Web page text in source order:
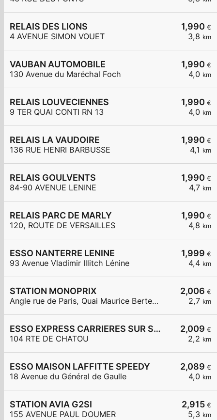
1,990 €
3,8 km
RELAIS DES LIONS
4 AVENUE SIMON VOUET
1,990 €
4,0 km
VAUBAN AUTOMOBILE
130 Avenue du Maréchal Foch
1,990 €
4,0 km
RELAIS LOUVECIENNES
9 TER QUAI CONTI RN 13
1,990 €
4,1 km
RELAIS LA VAUDOIRE
136 RUE HENRI BARBUSSE
1,990 €
4,7 km
RELAIS GOULVENTS
84-90 AVENUE LENINE
1,990 €
4,8 km
RELAIS PARC DE MARLY
120, ROUTE DE VERSAILLES
1,999 €
4,4 km
ESSO NANTERRE LENINE
93 Avenue Vladimir Illitch Lénine
2,006 €
2,7 km
STATION MONOPRIX
Angle rue de Paris, Quai Maurice Berteaux
2,009 €
2,2 km
ESSO EXPRESS CARRIERES SUR SEINE
104 RTE DE CHATOU
2,089 €
4,0 km
ESSO MAISON LAFFITTE SPEEDY
18 Avenue du Général de Gaulle
2,915 €
5,3 km
STATION AVIA G2SI
155 AVENUE PAUL DOUMER